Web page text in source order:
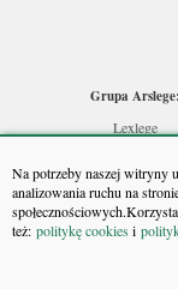
Na potrzeby naszej witryny
analizowania ruchu na
też: politykę cookiesi
Grupa Arslege:
Lexlege
Skarbowcy
Urzędnik
Rzeczoznawca